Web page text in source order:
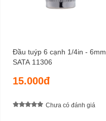
Đầu tuýp 6 cạnh 1/4in - 6mm
SATA 11306
15.000đ
Chưa có đánh giá